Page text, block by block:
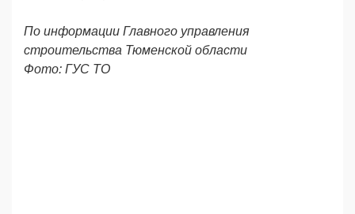
По информации Главного управления
строительства Тюменской области
Фото: ГУС ТО